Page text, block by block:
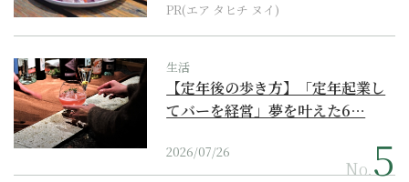
PR(エア タヒチ ヌイ)
生活
【定年後の歩き方】「定年起業し
てバーを経営」夢を叶えた6…
2026/07/26
No.